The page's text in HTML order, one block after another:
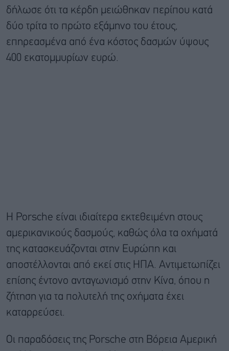
δήλωσε ότι τα κέρδη μειώθηκαν περίπου κατά
δύο τρίτα το πρώτο εξάμηνο του έτους,
επηρεασμένα από ένα κόστος δασμών ύψους
400 εκατομμυρίων ευρώ.
Η Porsche είναι ιδιαίτερα εκτεθειμένη στους
αμερικανικούς δασμούς, καθώς όλα τα οχήματά
της κατασκευάζονται στην Ευρώπη και
αποστέλλονται από εκεί στις ΗΠΑ. Αντιμετωπίζει
επίσης έντονο ανταγωνισμό στην Κίνα, όπου η
ζήτηση για τα πολυτελή της οχήματα έχει
καταρρεύσει.
Οι παραδόσεις της Porsche στη Βόρεια Αμερική